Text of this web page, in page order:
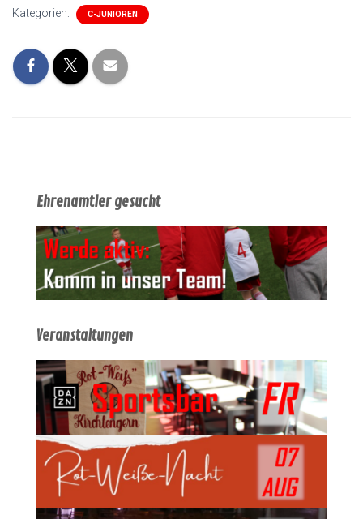
Kategorien: C-JUNIOREN
Ehrenamtler gesucht
Veranstaltungen